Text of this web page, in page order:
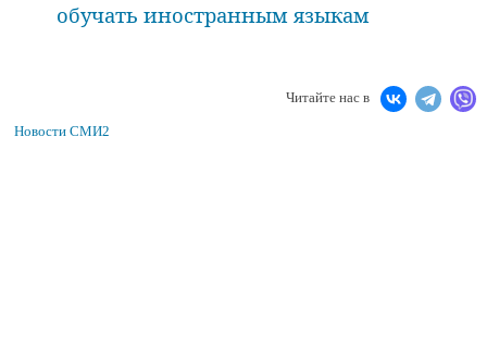
обучать иностранным языкам
Читайте нас в
Новости СМИ2